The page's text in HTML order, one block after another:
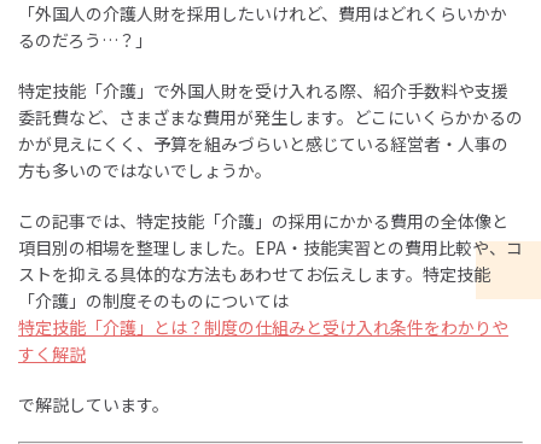
「外国人の介護人財を採用したいけれど、費用はどれくらいかか
るのだろう…？」
特定技能「介護」で外国人財を受け入れる際、紹介手数料や支援
委託費など、さまざまな費用が発生します。どこにいくらかかるの
かが見えにくく、予算を組みづらいと感じている経営者・人事の
方も多いのではないでしょうか。
この記事では、特定技能「介護」の採用にかかる費用の全体像と
項目別の相場を整理しました。EPA・技能実習との費用比較や、コ
ストを抑える具体的な方法もあわせてお伝えします。特定技能
「介護」の制度そのものについては
特定技能「介護」とは？制度の仕組みと受け入れ条件をわかりや
すく解説
で解説しています。